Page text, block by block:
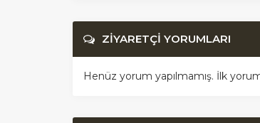
ZİYARETÇİ YORUMLARI
Henüz yorum yapılmamış. İlk